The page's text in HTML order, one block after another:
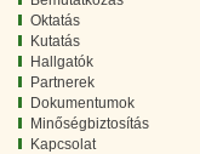
Oktatás
Kutatás
Hallgatók
Partnerek
Dokumentumok
Minőségbiztosítás
Kapcsolat